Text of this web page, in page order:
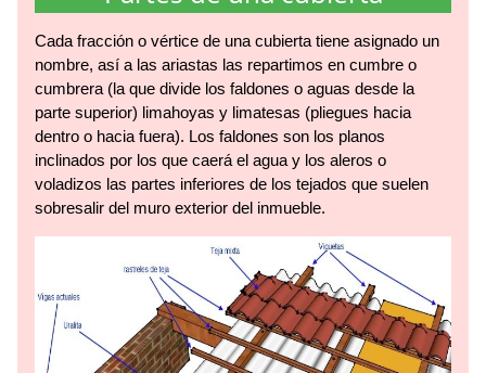
Cada fracción o vértice de una cubierta tiene asignado un
nombre, así a las ariastas las repartimos en cumbre o
cumbrera (la que divide los faldones o aguas desde la
parte superior) limahoyas y limatesas (pliegues hacia
dentro o hacia fuera). Los faldones son los planos
inclinados por los que caerá el agua y los aleros o
voladizos las partes inferiores de los tejados que suelen
sobresalir del muro exterior del inmueble.